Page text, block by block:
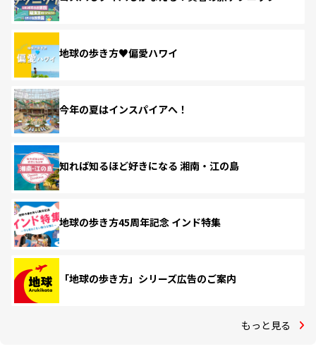
地球の歩き方♥偏愛ハワイ
今年の夏はインスパイアへ！
知れば知るほど好きになる 湘南・江の島
地球の歩き方45周年記念 インド特集
「地球の歩き方」シリーズ広告のご案内
もっと見る